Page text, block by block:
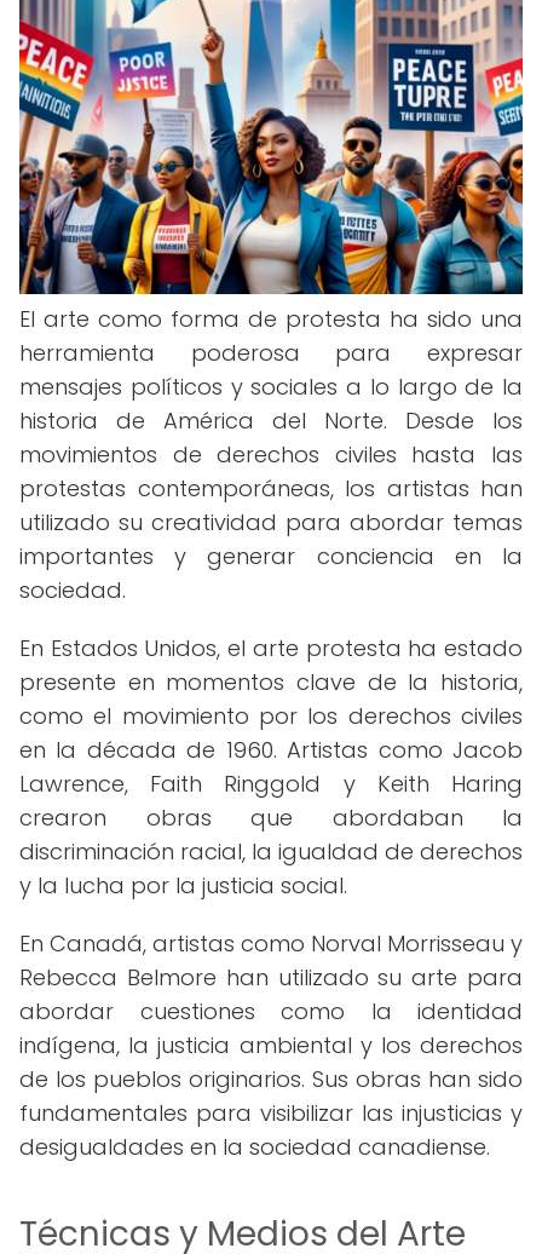
El arte como forma de protesta ha sido una
herramienta poderosa para expresar
mensajes políticos y sociales a lo largo de la
historia de América del Norte. Desde los
movimientos de derechos civiles hasta las
protestas contemporáneas, los artistas han
utilizado su creatividad para abordar temas
importantes y generar conciencia en la
sociedad.
En Estados Unidos, el arte protesta ha estado
presente en momentos clave de la historia,
como el movimiento por los derechos civiles
en la década de 1960. Artistas como Jacob
Lawrence, Faith Ringgold y Keith Haring
crearon obras que abordaban la
discriminación racial, la igualdad de derechos
y la lucha por la justicia social.
En Canadá, artistas como Norval Morrisseau y
Rebecca Belmore han utilizado su arte para
abordar cuestiones como la identidad
indígena, la justicia ambiental y los derechos
de los pueblos originarios. Sus obras han sido
fundamentales para visibilizar las injusticias y
desigualdades en la sociedad canadiense.
Técnicas y Medios del Arte